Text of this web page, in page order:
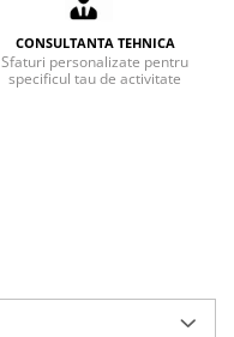
CONSULTANTA TEHNICA
Sfaturi personalizate pentru
specificul tau de activitate